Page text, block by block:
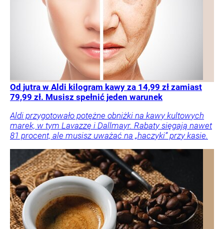
Od jutra w Aldi kilogram kawy za 14,99 zł zamiast
79,99 zł. Musisz spełnić jeden warunek
Aldi przygotowało potężne obniżki na kawy kultowych
marek, w tym Lavazzę i Dallmayr. Rabaty sięgają nawet
81 procent, ale musisz uważać na „haczyki” przy kasie.